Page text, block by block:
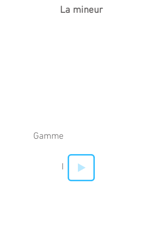
La mineur
Gamme
I